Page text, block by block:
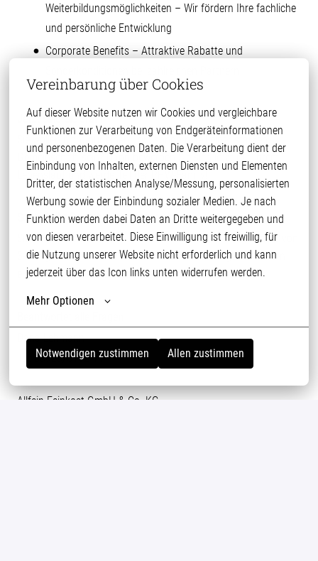
Vereinbarung über Cookies
Auf dieser Website nutzen wir Cookies und vergleichbare
Funktionen zur Verarbeitung von Endgeräteinformationen
und personenbezogenen Daten. Die Verarbeitung dient der
Einbindung von Inhalten, externen Diensten und Elementen
Dritter, der statistischen Analyse/Messung, personalisierten
Werbung sowie der Einbindung sozialer Medien. Je nach
Funktion werden dabei Daten an Dritte weitergegeben und
von diesen verarbeitet. Diese Einwilligung ist freiwillig, für
die Nutzung unserer Website nicht erforderlich und kann
jederzeit über das Icon links unten widerrufen werden.
Mehr Optionen
Notwendigen zustimmen Allen zustimmen
Weiterbildungsmöglichkeiten – Wir fördern Ihre fachliche
und persönliche Entwicklung
Corporate Benefits – Attraktive Rabatte und
Jetzt sind Sie dran!
Sie wollen nicht nur einen Job, sondern Teil einer starken
Gemeinschaft sein? Dann bewerben Sie sich jetzt mit Ihrem
Lebenslauf und werde Teil der PHW-Family!
So läuft Ihr Bewerbungsprozess ab
Sie bewerben sich online – wir melden uns i. d. R. innerhalb von
3-7 Tagen bei Ihnen zurück. Bei Interesse schlagen wir Ihnen
einen Termin zum persönlichen Kennenlernen vor.
Dana Lehmann
Tel: 03923/6102-14
Allfein Feinkost GmbH & Co. KG